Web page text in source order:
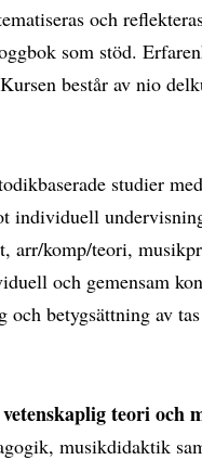
och
som stöd.
består av nio
studier
individuell
arr/komp/teori,
och gemensam
och betygsättning av
teori och
musikdidaktik